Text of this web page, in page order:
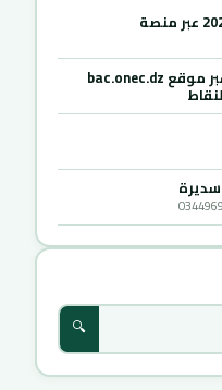
نتائج الامتحانات المهنية 2026 عبر منصة
نتائج بكالوريا 2026 الجزائر عبر موقع bac.onec.dz
🔍